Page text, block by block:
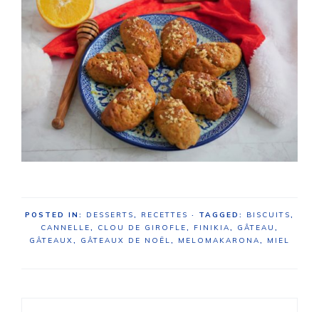
POSTED IN: DESSERTS, RECETTES · TAGGED: BISCUITS,
CANNELLE, CLOU DE GIROFLE, FINIKIA, GÂTEAU ,
GÂTEAUX, GÂTEAUX DE NOËL, MELOMAKARONA, MIEL